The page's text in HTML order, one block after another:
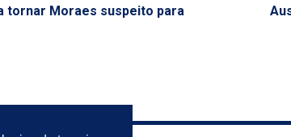
tornar Moraes suspeito para